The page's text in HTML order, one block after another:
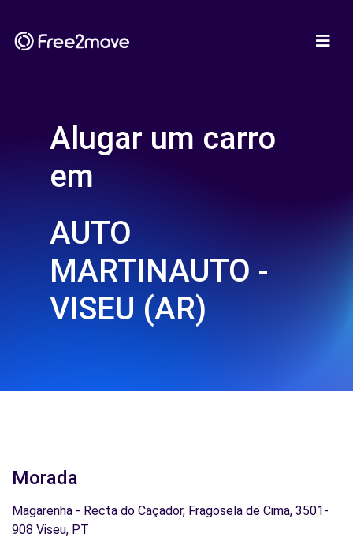
Alugar um carro
em
AUTO
MARTINAUTO -
VISEU (AR)
Morada
Magarenha - Recta do Caçador, Fragosela de Cima, 3501-
908 Viseu, PT